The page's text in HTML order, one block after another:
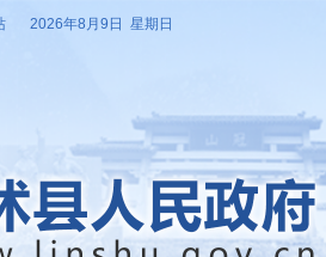
2026年8月9日 星期日